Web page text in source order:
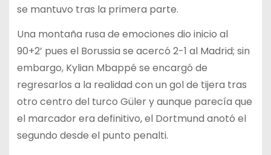
se mantuvo tras la primera parte.
Una montaña rusa de emociones dio inicio al
90+2’ pues el Borussia se acercó 2-1 al Madrid; sin
embargo, Kylian Mbappé se encargó de
regresarlos a la realidad con un gol de tijera tras
otro centro del turco Güler y aunque parecía que
el marcador era definitivo, el Dortmund anotó el
segundo desde el punto penalti.